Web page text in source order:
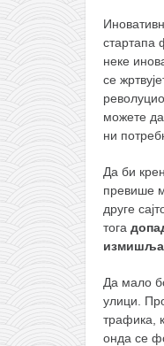
стартапа
неке
се
можете
ни
Да би
превише
друге
тога
Да мало
улици.
трафика,
онда се